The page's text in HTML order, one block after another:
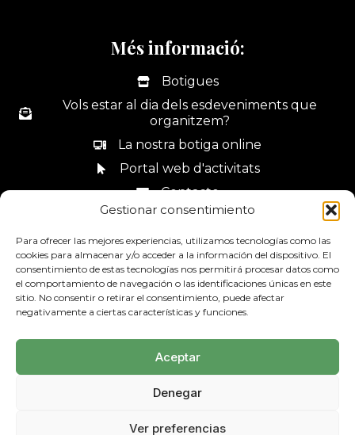
Gestionar consentimiento
Para ofrecer las mejores experiencias, utilizamos tecnologías como las
cookies para almacenar y/o acceder a la información del dispositivo. El
consentimiento de estas tecnologías nos permitirá procesar datos como
el comportamiento de navegación o las identificaciones únicas en este
sitio. No consentir o retirar el consentimiento, puede afectar
negativamente a ciertas características y funciones.
Aceptar
Denegar
Ver preferencias
Més informació:
Botigues
Vols estar al dia dels esdeveniments que
organitzem?
La nostra botiga online
Portal web d'activitats
Contacte
Canal de denúncies
93 685 44 34